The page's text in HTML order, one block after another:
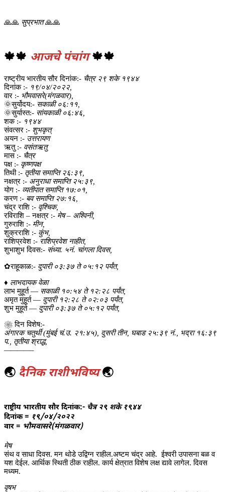
🙏🙏 सुप्रभात🙏🙏
🍁🍁 आजचे पंचांग 🍁🍁
राष्ट्रीय भारतीय सौर दिनांक:- चैत्र २९ शके १९४४
दिनांक :- १९/०४/२०२२,
वार :- भौमवासरे(मंगळवार),
🌞सुर्योदय:- सकाळी ०६:११,
🌞सुर्यास्त:- सांयकाळी ०६:४६,
शक :- १९४४
संवत्सर :- शुभकृत्
अयन :- उत्तरायण
ऋतु :- वसंतऋतु
मास :- चैत्र
पक्ष :- कृष्णपक्ष
तिथी :- तृतीया समाप्ति २६:३९,
नक्षत्र :- अनुराधा समाप्ति २५:३९,
योग :- व्यतीपात समाप्ति १७:०१,
करण :- बव समाप्ति २७:१६,
चंद्र राशि :- वृश्चिक,
रविराशि – नक्षत्र :- मेष – अश्विनी,
गुरुराशि :- मीन,
शुक्रराशि :- कुंभ,
राशिप्रवेश :- राशिप्रवेश नाहीत,
शुभाशुभ दिवस:- संध्या. ५नं. चांगला दिवस,
✿राहूकाळ:- दुपारी ०३:३७ ते ०५:१२ पर्यंत,
♦ लाभदायक वेळा
लाभ मुहूर्त — सकाळी १०:५४ ते १२:२८ पर्यंत,
अमृत मुहूर्त — दुपारी १२:२८ ते ०२:०३ पर्यंत,
शुभ मुहूर्त — दुपारी ०३:३७ ते ०५:१२ पर्यंत,
❀ दिन विशेष:-
अंगारक चतुर्थी (मुंबई चं.उ. २१:४५), दुसरी तीन, घबाड २५:३९ नं., भद्रा १६:३९
प., तृतीया श्राद्ध,
————–
🌏 दैनिक राशीभविष्य 🌏
राष्ट्रीय भारतीय सौर दिनांक:- चैत्र २९ शके १९४४
दिनांक = १९/०४/२०२२
वार = भौमवासरे(मंगळवार)
मेष
संथ व साधा दिवस. मन थोडे उद्विग्न राहील.अष्टम चंद्र आहे. ईश्वरी उपासना बळ व
यश देईल. आर्थिक स्थिती ठीक राहील. कार्य क्षेत्रात विशेष लक्ष द्यावे लागेल. दिवस
मध्यम.
वृषभ